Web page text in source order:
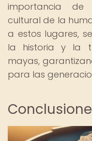
importancia de
cultural de la
a estos lugares,
la historia y la
mayas,
para las